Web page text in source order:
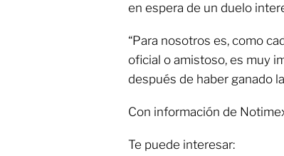
en espera de un duelo
“Para nosotros es, como
oficial o amistoso, es muy
después de haber ganado
Con información de
Te puede interesar: